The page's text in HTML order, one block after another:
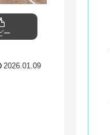
ー
2026.01.09